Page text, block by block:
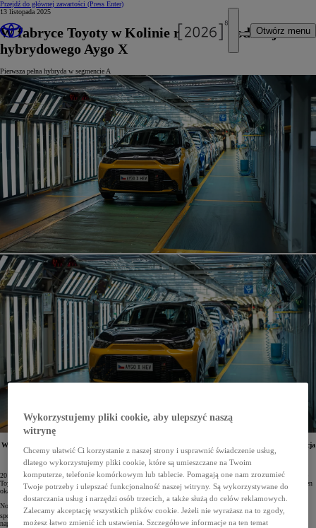
Przejdź do głównej zawartości (Press Enter)
Otwórz menu
13 listopada 2025
W fabryce Toyoty w Kolinie ruszyła produkcja
hybrydowego Aygo X
Pierwsza pełna hybryda w segmencie A
W fabryce Toyota Motor Manufacturing Czech Republic (TMMCZ) w Kolinie rozpoczęła się produkcja
nowej Toyoty Aygo X Hybrid. Najbardziej przystępny samochód marki zyskał wydajny napęd
hybrydowy, uzupełniając tym samym europejską gamę zelektryfikowanych modeli Toyoty.
20 lat temu, w lutym 2005 roku, rozpoczęła się produkcja modelu Aygo. W 2021 roku na rynku pojawiła się
Toyota Aygo X, wprowadzając do kategorii najmniejszych aut stylistykę inspirowaną crossoverami. Pojazd ten
okazał się rynkowym sukcesem – do dziś wyprodukowano już ponad 365 000 egz. tego modelu.
Nowe Aygo X Hybrid idzie o krok dalej. Pierwsza pełna hybryda w segmencie A ma najniższą emisję CO
spośród wszystkich modeli bez możliwości ładowania z gniazdka*. Toyota oferuje teraz zelektryfikowane
napędy we wszystkich kluczowych segmentach rynkowych w Europie.
Wykorzystujemy pliki cookie, aby ulepszyć naszą
witrynę
Chcemy ułatwić Ci korzystanie z naszej strony i usprawnić świadczenie usług,
dlatego wykorzystujemy pliki cookie, które są umieszczane na Twoim
komputerze, telefonie komórkowym lub tablecie. Pomagają one nam zrozumieć
Twoje potrzeby i ulepszać funkcjonalność naszej witryny. Są wykorzystywane do
dostarczania usług i narzędzi osób trzecich, a także służą do celów reklamowych.
Zalecamy akceptację wszystkich plików cookie. Jeżeli nie wyrażasz na to zgody,
możesz łatwo zmienić ich ustawienia. Szczegółowe informacje na ten temat